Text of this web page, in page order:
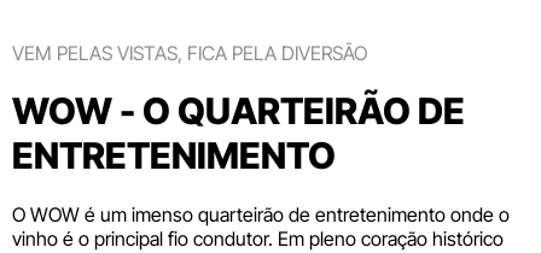
VEM PELAS VISTAS, FICA PELA DIVERSÃO
WOW - O QUARTEIRÃO DE
ENTRETENIMENTO
O WOW é um imenso quarteirão de entretenimento onde o
vinho é o principal fio condutor. Em pleno coração histórico